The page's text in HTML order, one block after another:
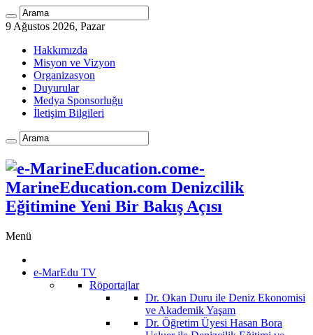
9 Ağustos 2026, Pazar
Hakkımızda
Misyon ve Vizyon
Organizasyon
Duyurular
Medya Sponsorluğu
İletişim Bilgileri
e-
MarineEducation.com Denizcilik
Eğitimine Yeni Bir Bakış Açısı
Menü
e-MarEdu TV
Röportajlar
Dr. Okan Duru ile Deniz Ekonomisi
ve Akademik Yaşam
Dr. Öğretim Üyesi Hasan Bora